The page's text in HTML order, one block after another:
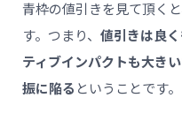
青枠の値引きを見て頂く
す。つまり、 値引きは良
ティブインパクトも大き
振に陥る ということです。